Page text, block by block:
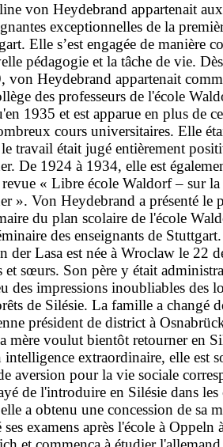
von Heydebrand appartenait
exceptionnelles de la
Elle s’est engagée de manière
pédagogie et la tâche de vie.
von Heydebrand appartenait
des professeurs de l'école
1935 et est apparue en plus de
cours universitaires. Elle
travail était jugé entièrement
De 1924 à 1934, elle est
revue « Libre école Waldorf – sur
». Von Heydebrand a présenté le
du plan scolaire de l'école
des enseignants de
der Lasa est née à Wroclaw le 22
et sœurs. Son père y était
des impressions inoubliables des
de Silésie. La famille a changé
président de district à
mère voulut bientôt retourner en
intelligence extraordinaire, elle est
aversion pour la vie sociale
de l'introduire en Silésie dans
a obtenu une concession de sa
ses examens après l'école à